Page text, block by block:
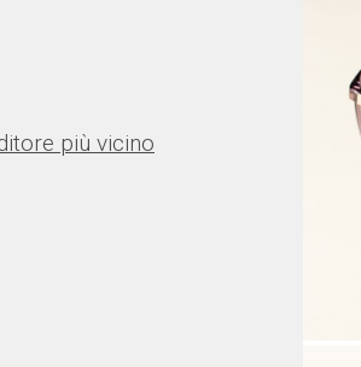
più vicino